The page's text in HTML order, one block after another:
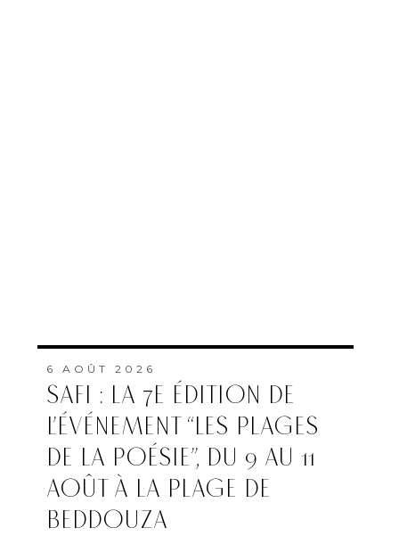
6 AOÛT 2026
SAFI : LA 7E ÉDITION DE
L’ÉVÉNEMENT “LES PLAGES
DE LA POÉSIE”, DU 9 AU 11
AOÛT À LA PLAGE DE
BEDDOUZA